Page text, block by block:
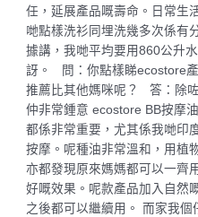
任，延展產品嘅壽命。日常生
哋點樣洗衫同埋洗幾多次係有
據講，我哋平均要用860公升
訝。 問：你點樣睇ecostore
推薦比其他媽咪呢？ 答：除
仲非常鍾意 ecostore BB按摩
都係非常重要，尤其係我哋印
按摩。呢種油非常溫和，用植
亦都發現原來媽媽都可以一齊
好嘅效果。呢款產品加入自然
之後都可以繼續用。 而家我